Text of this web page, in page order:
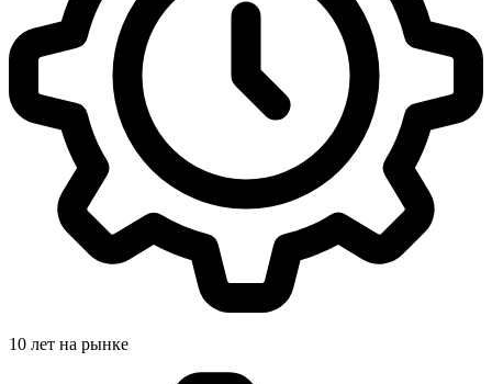
10 лет на рынке